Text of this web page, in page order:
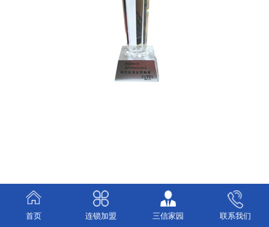
首页 连锁加盟 三信家园 联系我们